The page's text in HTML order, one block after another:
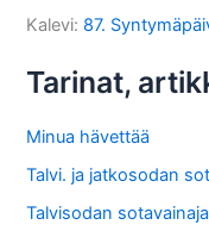
Kalevi: 87.
Tarinat,
Minua hävettää
Talvi. ja jatkosodan
Talvisodan